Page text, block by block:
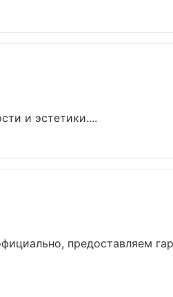
и эстетики....
предоставляем